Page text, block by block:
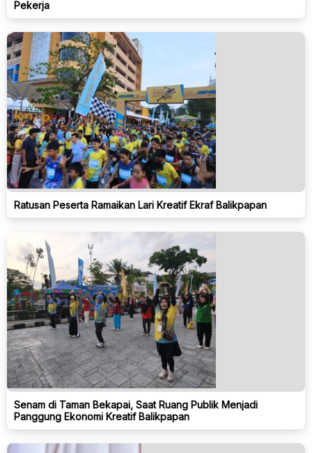
Pekerja
Ratusan Peserta Ramaikan Lari Kreatif Ekraf Balikpapan
Senam di Taman Bekapai, Saat Ruang Publik Menjadi
Panggung Ekonomi Kreatif Balikpapan